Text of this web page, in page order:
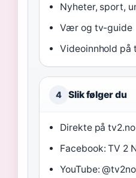
Nyheter, sport,
Vær og tv-guide
Videoinnhold på
4 Slik følger du
Direkte på tv2.no
Facebook: TV 2
YouTube: